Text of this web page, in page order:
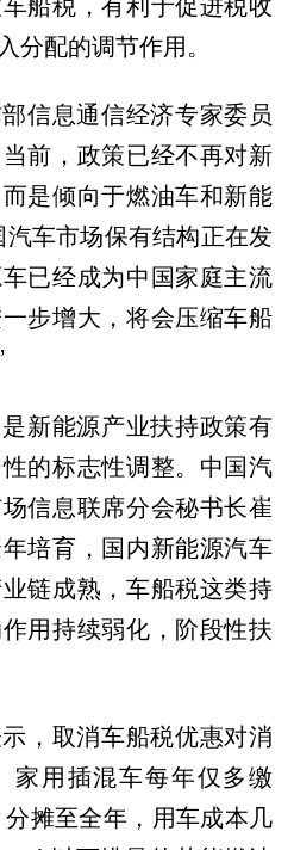
分配的调节作用。
信息通信经济专家委员
前，政策已经不再对新
是倾向于燃油车和新能
车市场保有结构正在发
已经成为中国家庭主流
步增大，将会压缩车船
新能源产业扶持政策有
的标志性调整。中国汽
信息联席分会秘书长崔
培育，国内新能源汽车
链成熟，车船税这类持
用持续弱化，阶段性扶
，取消车船税优惠对消
家用插混车每年仅多缴
摊至全年，用车成本几